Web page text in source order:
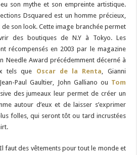
son mythe et son empreinte artistique.
Dsquared est un homme précieux,
son look. Cette image branchée permet
des boutiques de N.Y à Tokyo. Les
récompensés en 2003 par le magazine
Needle Award précédemment décerné à
tels que Oscar de la Renta, Gianni
Paul Gaultier, John Galliano ou Tom
des jumeaux leur permet de créer un
autour d’eux et de laisser s’exprimer
folles, qui seront tôt ou tard incrustées
faut des vêtements pour tout le monde et